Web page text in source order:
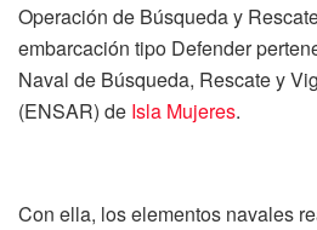
Operación de Búsqueda y
embarcación tipo Defender
Naval de Búsqueda, Rescate y
(ENSAR) de Isla Mujeres.
Con ella, los elementos navales